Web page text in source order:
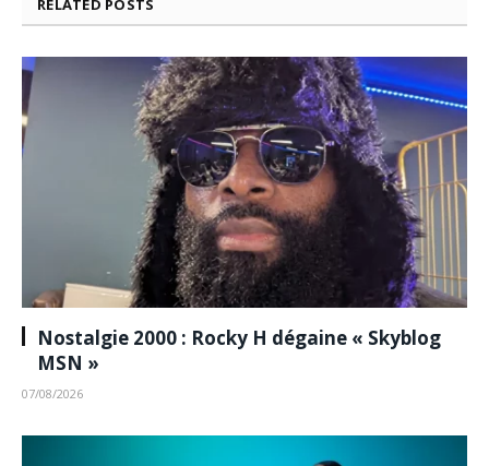
RELATED POSTS
Nostalgie 2000 : Rocky H dégaine « Skyblog
MSN »
07/08/2026